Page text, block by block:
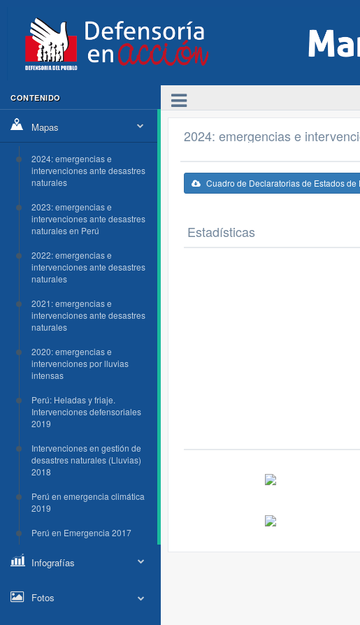
CONTENIDO
Mapas
2024: emergencias e
intervenciones ante desastres
naturales
2023: emergencias e
intervenciones ante desastres
naturales en Perú
2022: emergencias e
intervenciones ante desastres
naturales
2021: emergencias e
intervenciones ante desastres
naturales
2020: emergencias e
intervenciones por lluvias
intensas
Perú: Heladas y friaje.
Intervenciones defensoriales
2019
Intervenciones en gestión de
desastres naturales (Lluvias)
2018
Perú en emergencia climática
2019
Perú en Emergencia 2017
Infografías
Fotos
2024: emergencias e
Cuadro de Declaratorias de Estados
Estadísticas